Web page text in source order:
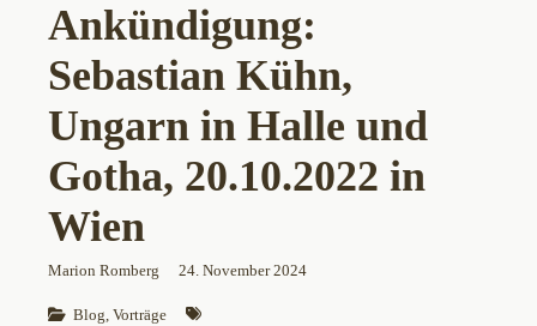
Ankündigung:
Sebastian Kühn,
Ungarn in Halle und
Gotha, 20.10.2022 in
Wien
Marion Romberg 24. November 2024
Blog, Vorträge